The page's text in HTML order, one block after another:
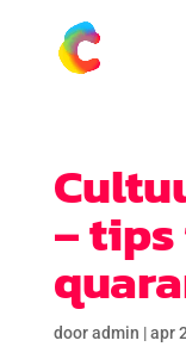
–
dooradmin |apr